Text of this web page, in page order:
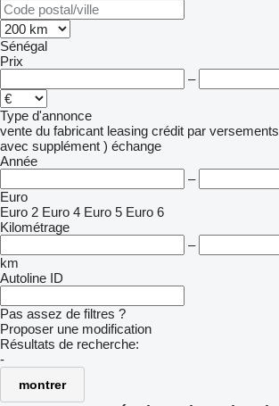
Sénégal
Prix
–
Type d'annonce
vente du fabricant leasing crédit par versements
avec supplément ) échange
Année
–
Euro
Euro 2 Euro 4 Euro 5 Euro 6
Kilométrage
–
km
Autoline ID
Pas assez de filtres ?
Proposer une modification
Résultats de recherche:
-
montrer